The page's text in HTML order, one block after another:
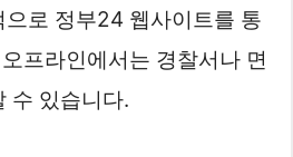
로 정부24 웹사이트를 통
프라인에서는 경찰서나 면
수 있습니다.